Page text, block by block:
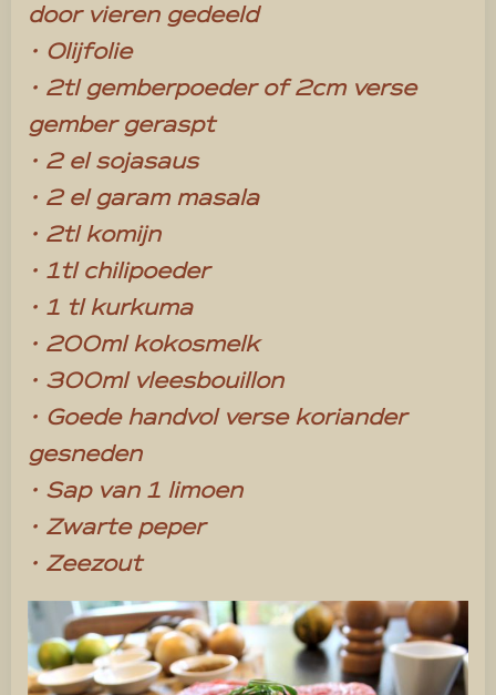
door vieren gedeeld
• Olijfolie
• 2tl gemberpoeder of 2cm verse
gember geraspt
• 2 el sojasaus
• 2 el garam masala
• 2tl komijn
• 1tl chilipoeder
• 1 tl kurkuma
• 200ml kokosmelk
• 300ml vleesbouillon
• Goede handvol verse koriander
gesneden
• Sap van 1 limoen
• Zwarte peper
• Zeezout